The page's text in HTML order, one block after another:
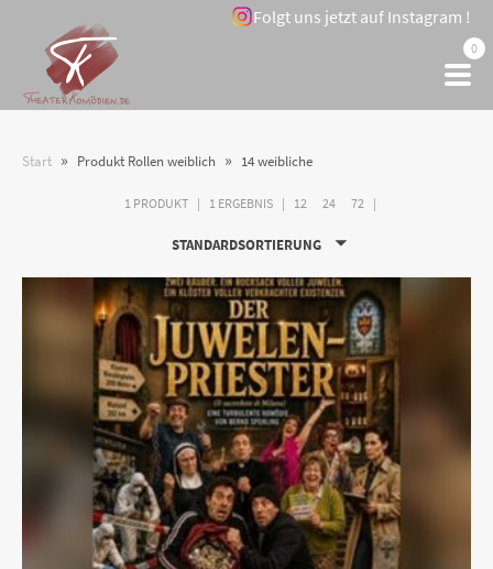
Folgt uns jetzt auf Instagram !
0
Start » Produkt Rollen weiblich » 14 weibliche
1 PRODUKT 1 ERGEBNIS 12 24 72
STANDARDSORTIERUNG